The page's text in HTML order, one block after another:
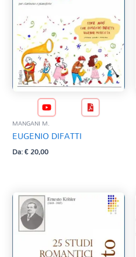
MANGANI M.
EUGENIO DIFATTI
Da:€20,00